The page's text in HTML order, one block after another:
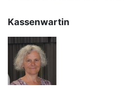
Kassenwartin